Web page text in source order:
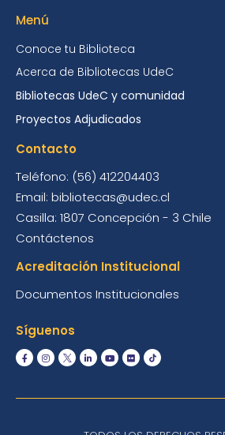
Menú
Conoce tu Biblioteca
Acerca de Bibliotecas UdeC
Bibliotecas UdeC y comunidad
Proyectos Adjudicados
Contacto
Teléfono: (56) 412204403
Email: bibliotecas@udec.cl
Casilla: 1807 Concepción - 3 Chile
Contáctenos
Acreditación Institucional
Documentos Institucionales
Síguenos